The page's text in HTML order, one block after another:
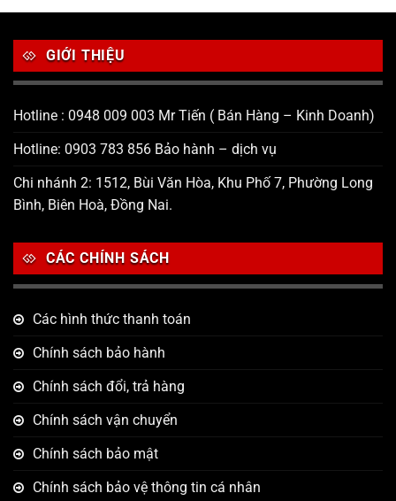
GIỚI THIỆU
Hotline : 0948 009 003 Mr Tiến ( Bán Hàng – Kinh Doanh)
Hotline: 0903 783 856 Bảo hành – dịch vụ
Chi nhánh 2: 1512, Bùi Văn Hòa, Khu Phố 7, Phường Long
Bình, Biên Hoà, Đồng Nai.
CÁC CHÍNH SÁCH
Các hình thức thanh toán
Chính sách bảo hành
Chính sách đổi, trả hàng
Chính sách vận chuyển
Chính sách bảo mật
Chính sách bảo vệ thông tin cá nhân